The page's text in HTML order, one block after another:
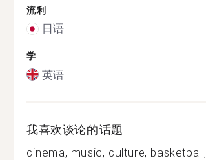
流利
日语
学
英语
我喜欢谈论的话题
cinema, music, culture, basketball,